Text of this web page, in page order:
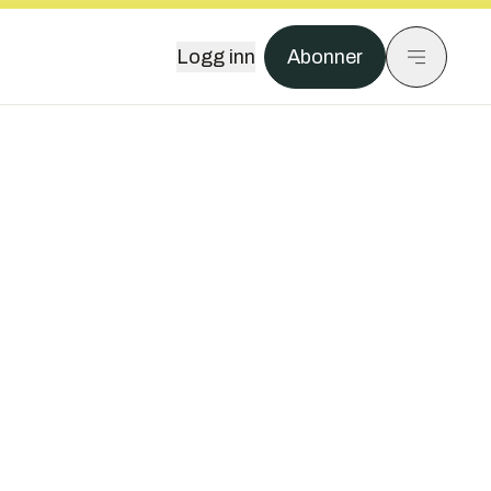
Logg inn Abonner